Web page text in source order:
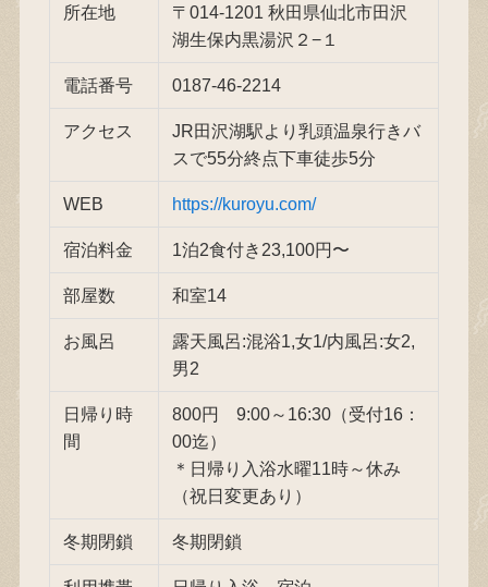
所在地
〒014-1201 秋田県仙北市田沢
湖生保内黒湯沢２−１
電話番号 0187-46-2214
アクセス
JR田沢湖駅より乳頭温泉行きバ
スで55分終点下車徒歩5分
WEB https://kuroyu.com/
宿泊料金 1泊2食付き23,100円〜
部屋数 和室14
お風呂
露天風呂:混浴1,女1/内風呂:女2,
男2
日帰り時
間
800円 9:00～16:30（受付16：
00迄）
＊日帰り入浴水曜11時～休み
（祝日変更あり）
冬期閉鎖 冬期閉鎖